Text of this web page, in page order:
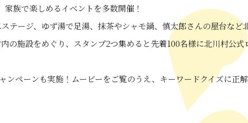
族で楽しめるイベントを多数開催！
テージ、ゆず湯で足湯、抹茶やシャモ鍋、慎太郎さんの屋台など
の施設をめぐり、スタンプ2つ集めると先着100名様に北川村公
ンペーンも実施！ムービーをご覧のうえ、キーワードクイズに正